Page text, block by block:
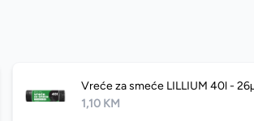
Vreće za smeće LILLIUM 40l -
1,10 KM